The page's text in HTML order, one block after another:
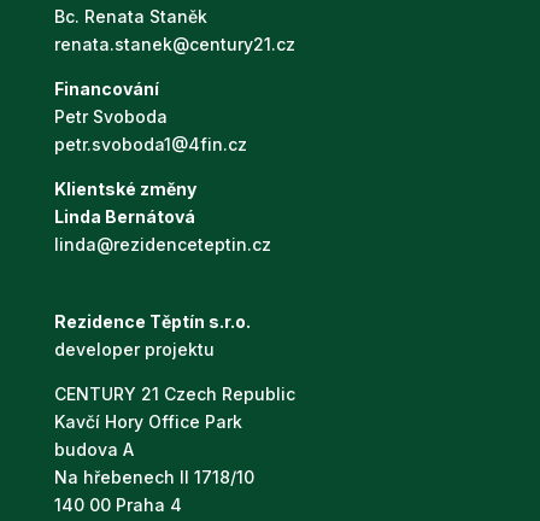
Bc. Renata Staněk
renata.stanek@century21.cz
Financování
Petr Svoboda
petr.svoboda1@4fin.cz
Klientské změny
Linda Bernátová
linda@rezidenceteptin.cz
Rezidence Těptín s.r.o.
developer projektu
CENTURY 21 Czech Republic
Kavčí Hory Office Park
budova A
Na hřebenech II 1718/10
140 00 Praha 4